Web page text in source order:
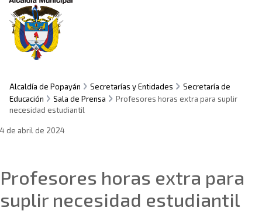
Alcaldía de Popayán Secretarías y Entidades
Secretaría de
Educación
Sala de Prensa
Profesores horas extra para suplir
necesidad estudiantil
4 de abril de 2024
Profesores horas extra para
suplir necesidad estudiantil